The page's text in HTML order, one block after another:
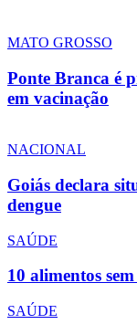
MATO GROSSO
Ponte Branca é
em vacinação
NACIONAL
Goiás declara
dengue
SAÚDE
10 alimentos
SAÚDE